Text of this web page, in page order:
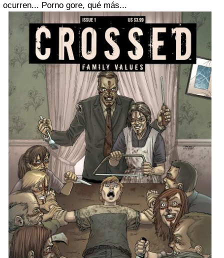
ocurren... Porno gore, qué más...